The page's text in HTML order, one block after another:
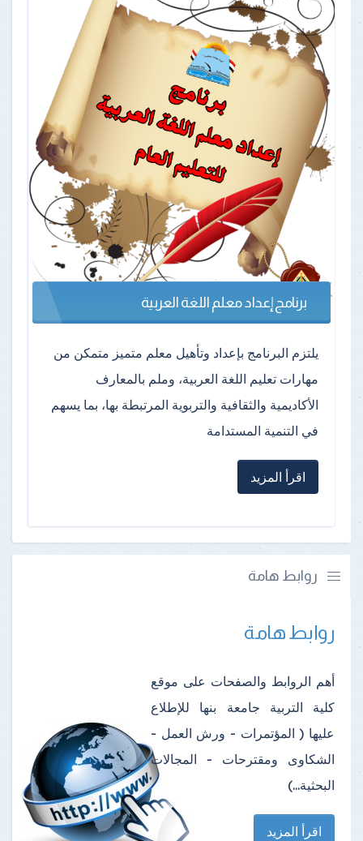
برنامج إعداد معلم اللغة العربية
يلتزم البرنامج بإعداد وتأهيل معلم متميز متمكن من
مهارات تعليم اللغة العربية، وملم بالمعارف
الأكاديمية والثقافية والتربوية المرتبطة بها، بما يسهم
في التنمية المستدامة
اقرأ المزيد
روابط هامة
روابط هامة
أهم الروابط والصفحات على موقع
كلية التربية جامعة بنها للإطلاع
عليها ( المؤتمرات - ورش العمل -
الشكاوى ومقترحات - المجالات
البحثية...)
اقرأ المزيد